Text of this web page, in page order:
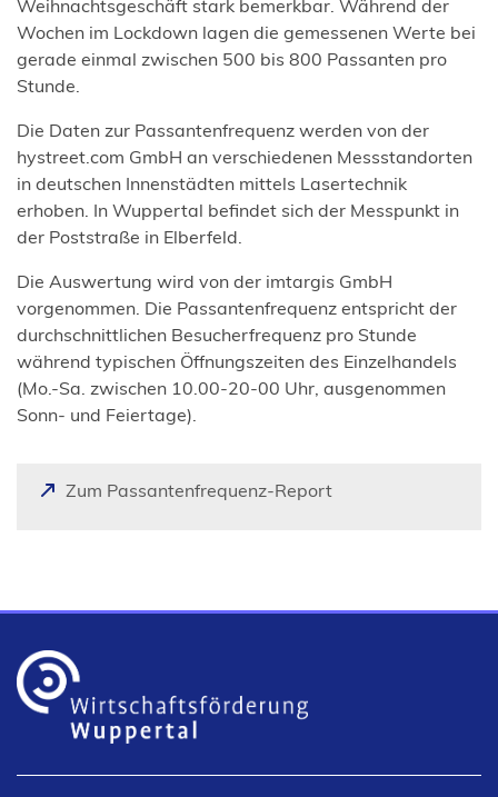
Weihnachtsgeschäft stark bemerkbar. Während der
Wochen im Lockdown lagen die gemessenen Werte bei
gerade einmal zwischen 500 bis 800 Passanten pro
Stunde.
Die Daten zur Passantenfrequenz werden von der
hystreet.com GmbH an verschiedenen Messstandorten
in deutschen Innenstädten mittels Lasertechnik
erhoben. In Wuppertal befindet sich der Messpunkt in
der Poststraße in Elberfeld.
Die Auswertung wird von der imtargis GmbH
vorgenommen. Die Passantenfrequenz entspricht der
durchschnittlichen Besucherfrequenz pro Stunde
während typischen Öffnungszeiten des Einzelhandels
(Mo.-Sa. zwischen 10.00-20-00 Uhr, ausgenommen
Sonn- und Feiertage).
Zum Passantenfrequenz-Report
(
t
i
n
n